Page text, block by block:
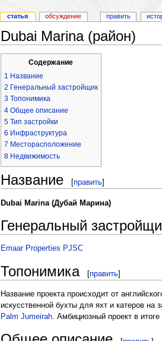
Dubai Marina (район)
Содержание
1 Название
2 Генеральный застройщик
3 Топонимика
4 Общее описание
5 Тип застройки
6 Инфраструктура
7 Месторасположение
8 Недвижимость
Название [править]
Dubai Marina (Дубай Марина)
Генеральный
Emaar Properties PJSC
Топонимика [править]
Название проекта происходит от
искусственной бухты для яхт и катеров на
Palm Jumeirah. Амбициозный проект в
статья обсуждение править